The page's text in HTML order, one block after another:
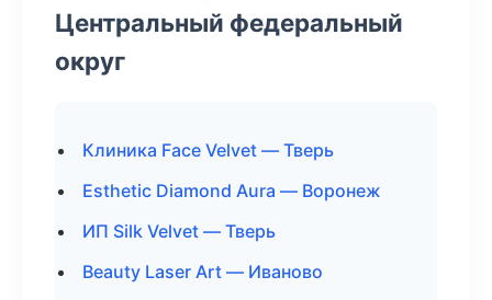
Центральный федеральный
округ
Клиника Face Velvet — Тверь
Esthetic Diamond Aura — Воронеж
ИП Silk Velvet — Тверь
Beauty Laser Art — Иваново